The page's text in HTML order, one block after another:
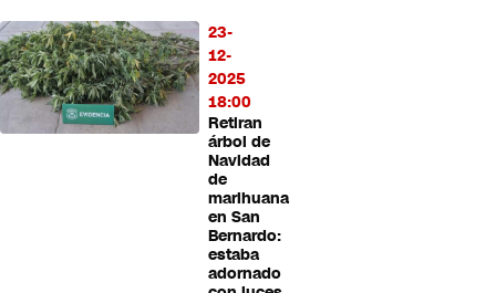
23-
12-
2025
18:00
Retiran
árbol de
Navidad
de
marihuana
en San
Bernardo:
estaba
adornado